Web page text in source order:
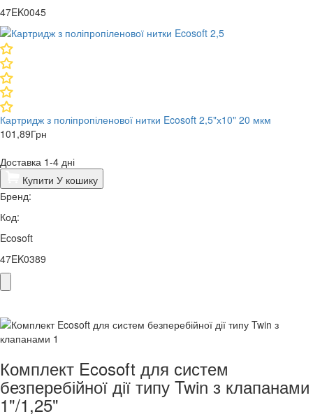
47EK0045
Картридж з поліпропіленової нитки Ecosoft 2,5"х10" 20 мкм
101,89Грн
Доставка 1-4 дні
Купити У кошику
Бренд:
Код:
Ecosoft
47EK0389
Комплект Ecosoft для систем
безперебійної дії типу Twin з клапанами
1"/1,25"